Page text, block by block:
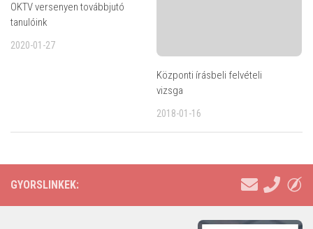
OKTV versenyen továbbjutó
tanulóink
2020-01-27
Központi írásbeli felvételi
vizsga
2018-01-16
GYORSLINKEK: